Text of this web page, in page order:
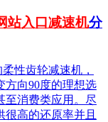
站入口减速机分
性齿轮减速机，
方向90度的理想选
至消费类应用。尽
高的还原率并且